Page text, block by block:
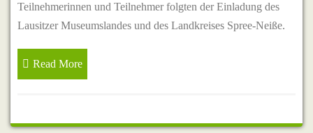
Teilnehmerinnen und Teilnehmer folgten der Einladung des
Lausitzer Museumslandes und des Landkreises Spree-Neiße.
Read More